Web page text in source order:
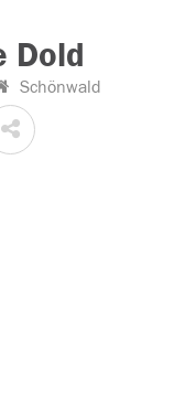
Dold
Schönwald